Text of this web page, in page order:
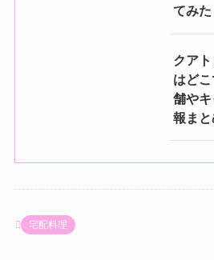
てみた
クア
はど
舗や
報まと
宅配料理